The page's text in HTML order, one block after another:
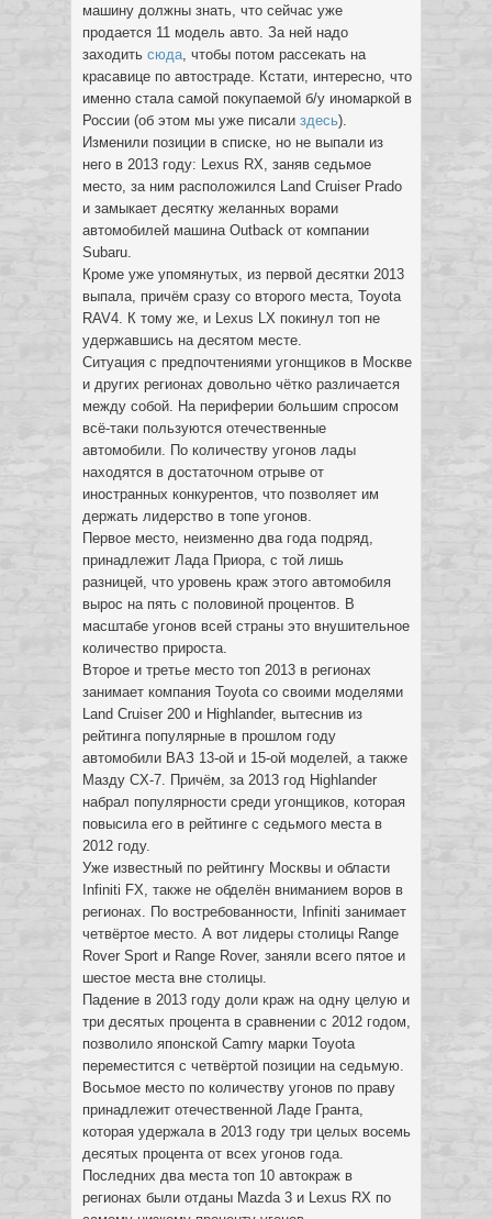
машину должны знать, что сейчас уже
продается 11 модель авто. За ней надо
заходить сюда, чтобы потом рассекать на
красавице по автостраде. Кстати, интересно, что
именно стала самой покупаемой б/у иномаркой в
России (об этом мы уже писали здесь).
Изменили позиции в списке, но не выпали из
него в 2013 году: Lexus RX, заняв седьмое
место, за ним расположился Land Cruiser Prado
и замыкает десятку желанных ворами
автомобилей машина Outback от компании
Subaru.
Кроме уже упомянутых, из первой десятки 2013
выпала, причём сразу со второго места, Toyota
RAV4. К тому же, и Lexus LX покинул топ не
удержавшись на десятом месте.
Ситуация с предпочтениями угонщиков в Москве
и других регионах довольно чётко различается
между собой. На периферии большим спросом
всё-таки пользуются отечественные
автомобили. По количеству угонов лады
находятся в достаточном отрыве от
иностранных конкурентов, что позволяет им
держать лидерство в топе угонов.
Первое место, неизменно два года подряд,
принадлежит Лада Приора, с той лишь
разницей, что уровень краж этого автомобиля
вырос на пять с половиной процентов. В
масштабе угонов всей страны это внушительное
количество прироста.
Второе и третье место топ 2013 в регионах
занимает компания Toyota со своими моделями
Land Cruiser 200 и Highlander, вытеснив из
рейтинга популярные в прошлом году
автомобили ВАЗ 13-ой и 15-ой моделей, а также
Мазду CX-7. Причём, за 2013 год Highlander
набрал популярности среди угонщиков, которая
повысила его в рейтинге с седьмого места в
2012 году.
Уже известный по рейтингу Москвы и области
Infiniti FX, также не обделён вниманием воров в
регионах. По востребованности, Infiniti занимает
четвёртое место. А вот лидеры столицы Range
Rover Sport и Range Rover, заняли всего пятое и
шестое места вне столицы.
Падение в 2013 году доли краж на одну целую и
три десятых процента в сравнении с 2012 годом,
позволило японской Camry марки Toyota
переместится с четвёртой позиции на седьмую.
Восьмое место по количеству угонов по праву
принадлежит отечественной Ладе Гранта,
которая удержала в 2013 году три целых восемь
десятых процента от всех угонов года.
Последних два места топ 10 автокраж в
регионах были отданы Mazda 3 и Lexus RX по